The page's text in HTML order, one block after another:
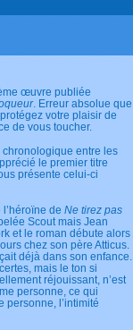
œuvre publiée
. Erreur absolue que
votre plaisir de
de vous toucher.
chronologique entre les
le premier titre
présente celui-ci
de Ne tirez pas
Scout mais Jean
et le roman débute alors
chez son père Atticus.
déjà dans son enfance.
mais le ton si
réjouissant, n’est
personne, ce qui
personne, l’intimité